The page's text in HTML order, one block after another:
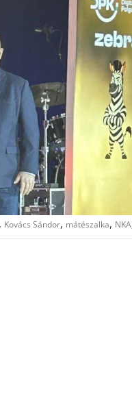
, Kovács Sándor, mátészalka, NKA